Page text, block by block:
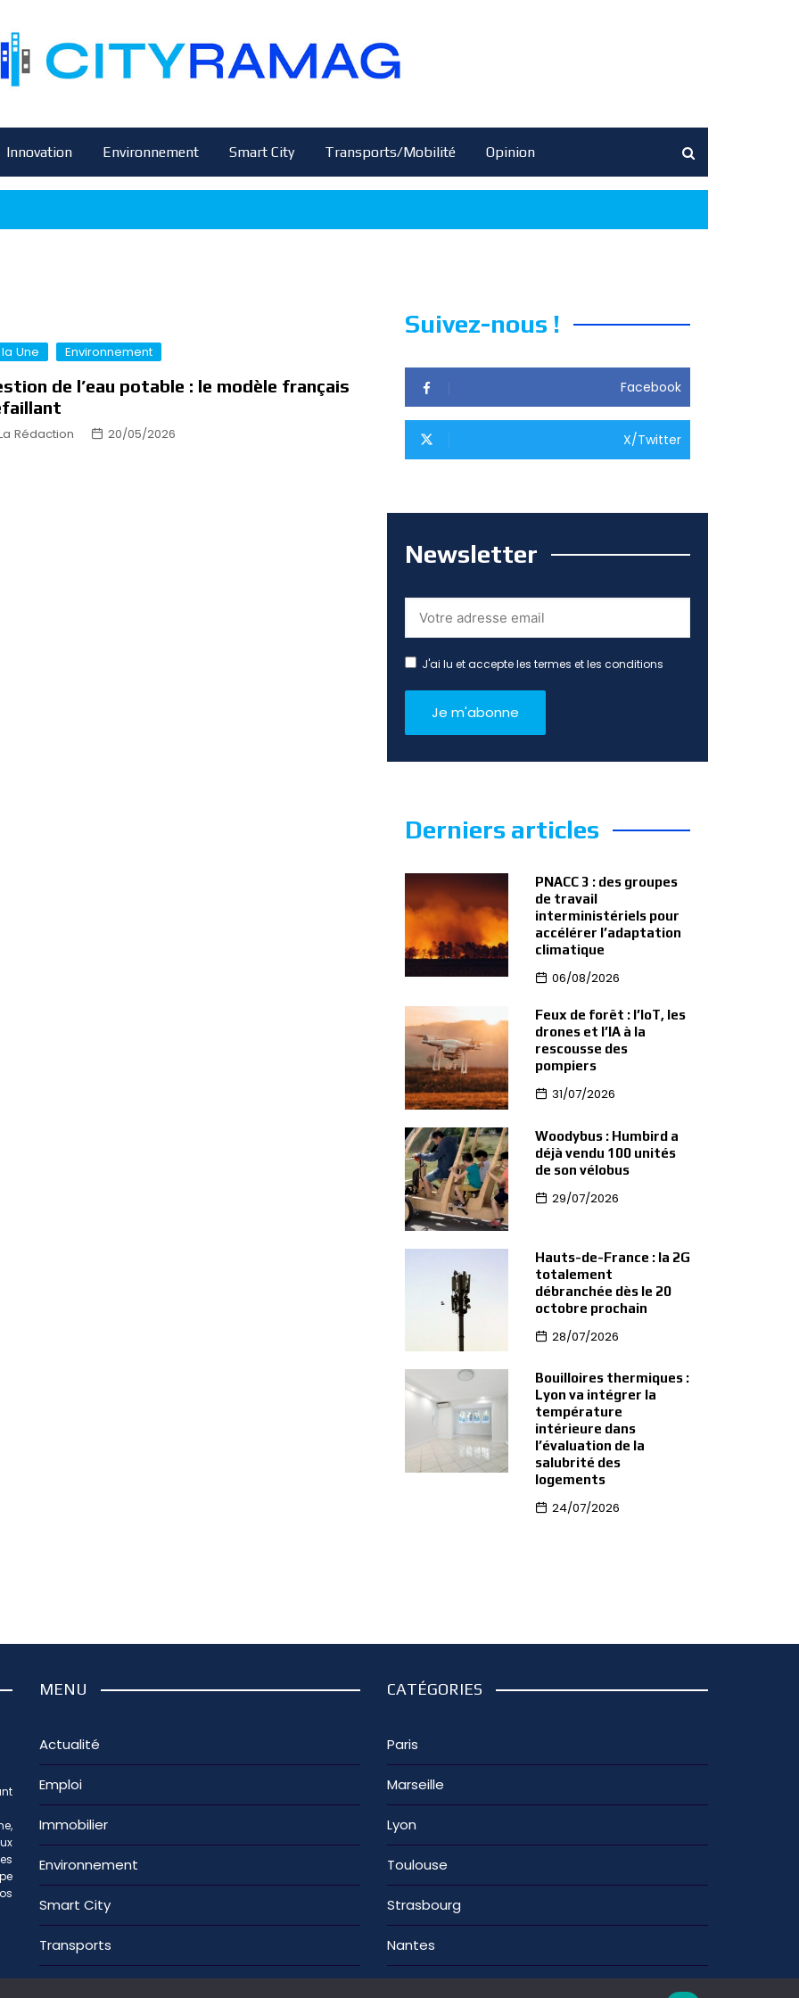
Innovation Environnement Smart City Transports/Mobilité Opinion
Une Environnement
de l’eau potable : le modèle français
Rédaction 20/05/2026
Suivez-nous !
Facebook
X/Twitter
Newsletter
J'ai lu et accepte les termes et les conditions
Derniers articles
PNACC 3 : des groupes
de travail
interministériels pour
accélérer l’adaptation
climatique
06/08/2026
Feux de forêt : l’IoT, les
drones et l’IA à la
rescousse des
pompiers
31/07/2026
Woodybus : Humbird a
déjà vendu 100 unités
de son vélobus
29/07/2026
Hauts-de-France : la 2G
totalement
débranchée dès le 20
octobre prochain
28/07/2026
Bouilloires thermiques :
Lyon va intégrer la
température
intérieure dans
l’évaluation de la
salubrité des
logements
24/07/2026
MENU
Actualité
Emploi
Immobilier
Environnement
Smart City
Transports
CATÉGORIES
Paris
Marseille
Lyon
Toulouse
Strasbourg
Nantes